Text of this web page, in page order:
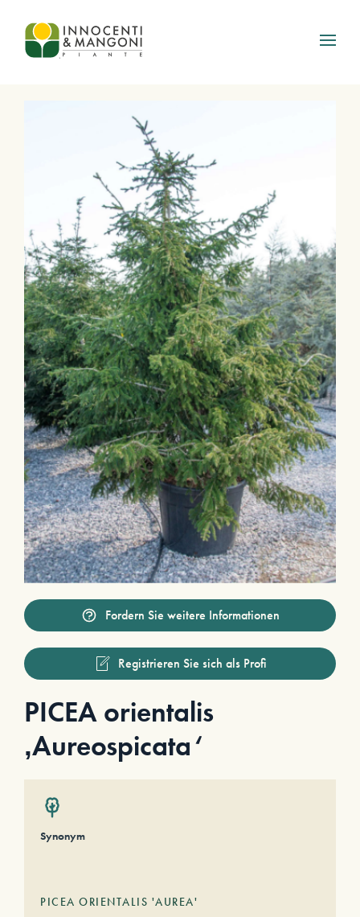
Skip to main content
Fordern Sie weitere Informationen
Registrieren Sie sich als Profi
PICEA orientalis
‚Aureospicata‘
Synonym
PICEA ORIENTALIS 'AUREA'